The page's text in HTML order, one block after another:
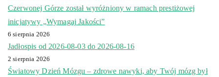
Czerwonej Górze został wyróżniony w ramach prestiżowej
inicjatywy „Wymagaj Jakości”
6 sierpnia 2026
Jadłospis od 2026-08-03 do 2026-08-16
2 sierpnia 2026
Światowy Dzień Mózgu – zdrowe nawyki, aby Twój mózg był